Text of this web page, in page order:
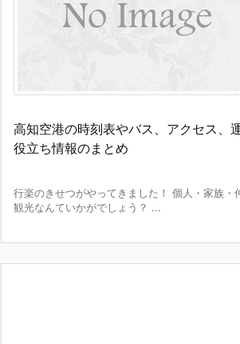
高知空港の時刻表やバス、アクセス、
役立ち情報のまとめ
行楽のきせつがやってきました！ 個人・家族・
観光なんていかがでしょう？ ...